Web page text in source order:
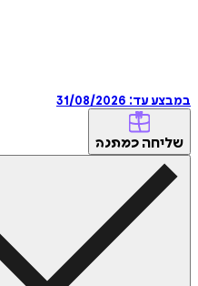
במבצע עד: 31/08/2026
שליחה כמתנה